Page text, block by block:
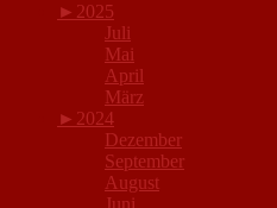
► 2025
Juli
Mai
April
März
► 2024
Dezember
September
August